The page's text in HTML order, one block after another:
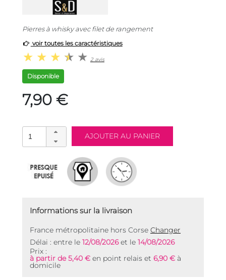
Pierres à whisky avec filet de rangement
voir toutes les caractéristiques
2 avis
Disponible
7,90 €
Informations sur la livraison
France métropolitaine hors Corse Changer
Délai : entre le 12/08/2026et le 14/08/2026
Prix :
à partir de 5,40 € en point relais et 6,90 € à
domicile